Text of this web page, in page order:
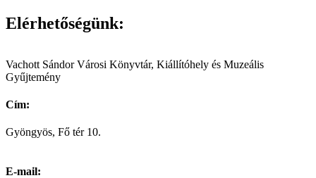
Elérhetőségünk:
Vachott Sándor Városi Könyvtár, Kiállítóhely és Muzeális
Gyűjtemény
Cím:
Gyöngyös, Fő tér 10.
E-mail: